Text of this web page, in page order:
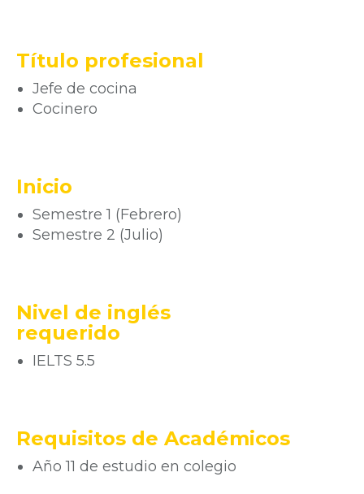
Título profesional
Jefe de cocina
Cocinero
Inicio
Semestre 1 (Febrero)
Semestre 2 (Julio)
Nivel de inglés
requerido
IELTS 5.5
Requisitos de Académicos
Año 11 de estudio en colegio